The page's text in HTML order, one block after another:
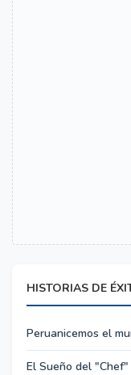
HISTORIAS DE
Peruanicemos el
El Sueño del "Chef"